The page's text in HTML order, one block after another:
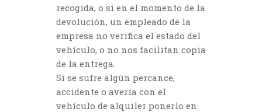
recogida, o si en el momento de la
devolución, un empleado de la
empresa no verifica el estado del
vehículo, o no nos facilitan copia
de la entrega.
Si se sufre algún percance,
accidente o avería con el
vehículo de alquiler ponerlo en